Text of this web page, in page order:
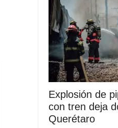
Explosión de
con tren deja
Querétaro